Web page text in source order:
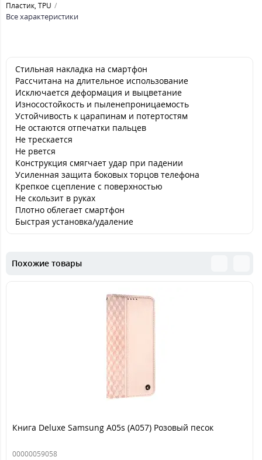
Пластик, TPU
Все характеристики
Стильная накладка на смартфон
Рассчитана на длительное использование
Исключается деформация и выцветание
Износостойкость и пыленепроницаемость
Устойчивость к царапинам и потертостям
Не остаются отпечатки пальцев
Не трескается
Не рвется
Конструкция смягчает удар при падении
Усиленная защита боковых торцов телефона
Крепкое сцепление с поверхностью
Не скользит в руках
Плотно облегает смартфон
Быстрая установка/удаление
Похожие товары
Книга Deluxe Samsung A05s (A057) Розовый песок
00000059058